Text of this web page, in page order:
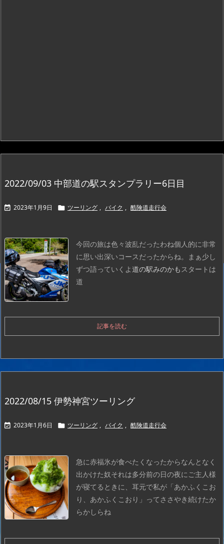
2022/09/03 中部道の駅スタンプラリー6日目
 2023年1月9日  ツーリング , バイク , 酷険道走行会
今回の旅は色々波乱だったわね個人的に非常
に思い出深いコースだったからね。
まぁ少し
ずつ語っていくよ道の駅みのかもスタートは
道
記事を読む
2022/08/15 伊勢神宮ツーリング
 2023年1月6日  ツーリング , バイク , 酷険道走行会
急に赤福氷が食べたくなったからなんとなく
出かけた奴それは多分前の日の夜にご主人様
が寝てるときに、耳元で私が「あかふくこお
り、あかふくこおり」ってささやき続けたか
らかしらね